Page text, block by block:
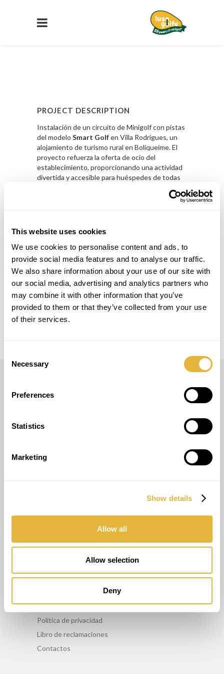
This website uses cookies
We use cookies to personalise content and ads, to
provide social media features and to analyse our traffic.
We also share information about your use of our site with
our social media, advertising and analytics partners who
may combine it with other information that you’ve
provided to them or that they’ve collected from your use
of their services.
Selection
Necessary
Preferences
Statistics
Marketing
Show details
Allow all
Allow selection
Deny
PROJECT DESCRIPTION
Instalación de un circuito de Minigolf con pistas
del modelo Smart Golfen Villa Rodrigues, un
alojamiento de turismo rural en Boliqueime. El
proyecto refuerza la oferta de ocio del
establecimiento, proporcionando una actividad
divertida y accesible para huéspedes de todas
PROJECT DETAILS
LOCAL
Boliqueime, Portugal
MODELO
Smart Golf
Asesoriamento
Mantenimiento
Comercialice nuestros productos
Política de privacidad
Libro de reclamaciones
Contactos